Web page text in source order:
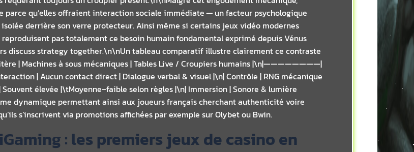
qu’elles offraient interaction sociale immédiate — un facteur psychologique
derrière son verre protecteur.​ Ainsi même si certains jeux vidéo modernes
pas totalement ce besoin humain fondamental exprimé depuis Vénus
discuss strategy together.\n\nUn tableau comparatif illustre clairement ce contraste
| Machines à sous mécaniques | Tables Live / Croupiers humains |\n|————————|
contact direct | Dialogue verbal & visuel |\n| Contrôle | RNG mécanique
élevée |\tMoyenne–faible selon règles |\n| Immersion | Sonore & lumière
dynamique permettant ainsi aux joueurs français cherchant authenticité voire
s’inscrivent via promotions affichées par exemple sur Olybet ou Bwin.
: les premiers jeux de casino en